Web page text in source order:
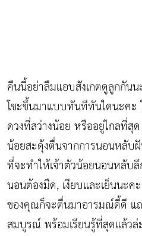
คืนนี้อย่าลืมแอบสังเกตดูลูกกัน
โชะขึ้นมาแบบทันทีทันใดนะคะ
ดวงที่สว่างน้อย หรืออยู่ไกลที่สุ
น้อยสะดุ้งตื่นจากการนอนหลับ
ที่จะทำให้เจ้าตัวน้อยนอนหลั
นอนต้องมืด, เงียบและเย็นนะ
ของคุณก็จะตื่นมาอารมณ์ดี้ดี แ
สมบูรณ์ พร้อมเรียนรู้ที่สุดแล้วล่